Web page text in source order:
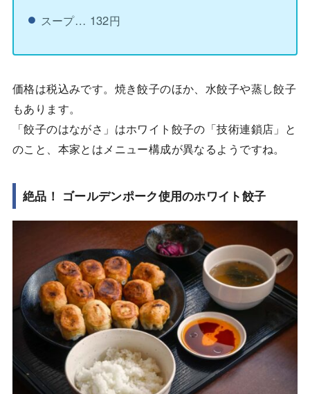
スープ… 132円
価格は税込みです。焼き餃子のほか、水餃子や蒸し餃子
もあります。
「餃子のはながさ」はホワイト餃子の「技術連鎖店」と
のこと、本家とはメニュー構成が異なるようですね。
絶品！ ゴールデンポーク使用のホワイト餃子